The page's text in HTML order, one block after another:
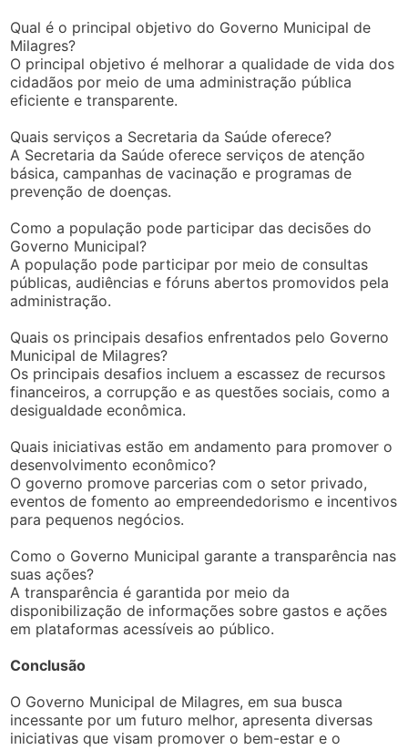
Qual é o principal objetivo do Governo Municipal de
Milagres?
O principal objetivo é melhorar a qualidade de vida dos
cidadãos por meio de uma administração pública
eficiente e transparente.
Quais serviços a Secretaria da Saúde oferece?
A Secretaria da Saúde oferece serviços de atenção
básica, campanhas de vacinação e programas de
prevenção de doenças.
Como a população pode participar das decisões do
Governo Municipal?
A população pode participar por meio de consultas
públicas, audiências e fóruns abertos promovidos pela
administração.
Quais os principais desafios enfrentados pelo Governo
Municipal de Milagres?
Os principais desafios incluem a escassez de recursos
financeiros, a corrupção e as questões sociais, como a
desigualdade econômica.
Quais iniciativas estão em andamento para promover o
desenvolvimento econômico?
O governo promove parcerias com o setor privado,
eventos de fomento ao empreendedorismo e incentivos
para pequenos negócios.
Como o Governo Municipal garante a transparência nas
suas ações?
A transparência é garantida por meio da
disponibilização de informações sobre gastos e ações
em plataformas acessíveis ao público.
Conclusão
O Governo Municipal de Milagres, em sua busca
incessante por um futuro melhor, apresenta diversas
iniciativas que visam promover o bem-estar e o